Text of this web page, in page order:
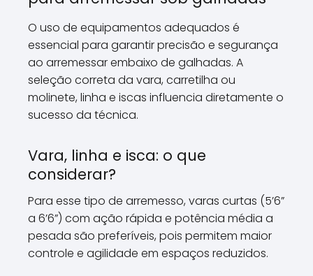
O uso de equipamentos adequados é
essencial para garantir precisão e segurança
ao arremessar embaixo de galhadas. A
seleção correta da vara, carretilha ou
molinete, linha e iscas influencia diretamente o
sucesso da técnica.
Vara, linha e isca: o que
considerar?
Para esse tipo de arremesso, varas curtas (5’6”
a 6’6”) com ação rápida e potência média a
pesada são preferíveis, pois permitem maior
controle e agilidade em espaços reduzidos.